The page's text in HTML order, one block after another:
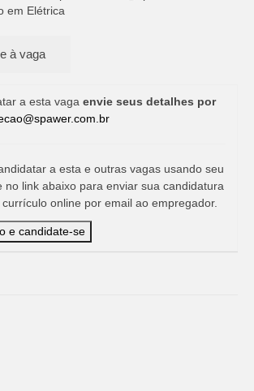
em Elétrica
a esta vaga envie seus detalhes por
a esta e outras vagas usando seu
no link abaixo para enviar sua candidatura
online por email ao empregador.